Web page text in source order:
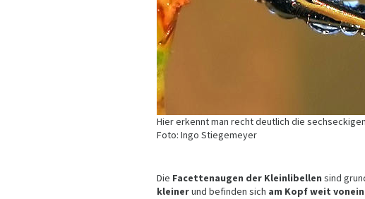
Hier erkennt man recht deutlich die
Foto: Ingo Stiegemeyer
Die Facettenaugen der Kleinlibellen sind
kleinerund befinden sich am Kopf weit